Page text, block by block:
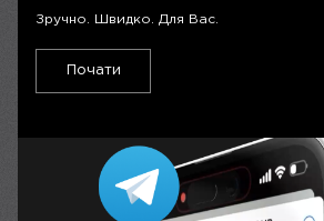
DRIVE OF
Зручно. Швидко. Для Вас.
Почати